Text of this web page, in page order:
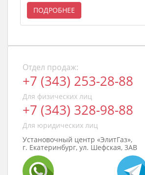
ПОДРОБНЕЕ
Отдел продаж:
+7 (343) 253-28-88
Для физических лиц
+7 (343) 328-98-88
Для юридических лиц
Установочный центр «ЭлитГаз»,
г. Екатеринбург, ул. Шефская, 3АВ